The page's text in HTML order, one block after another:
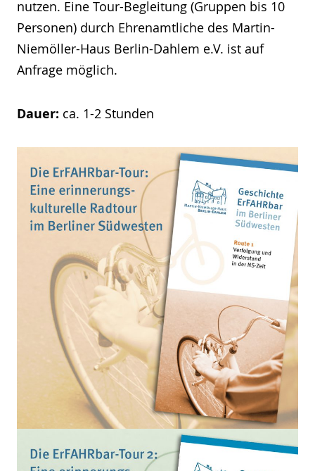
nutzen. Eine Tour-Begleitung (Gruppen bis 10
Personen) durch Ehrenamtliche des Martin-
Niemöller-Haus Berlin-Dahlem e.V. ist auf
Anfrage möglich.
Dauer: ca. 1-2 Stunden